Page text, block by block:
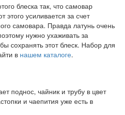
блеска так, что самовар
этого усиливается за счет
самовара. Правда латунь очень
нужно ухаживать за
сохранять этот блеск. Набор для
в нашем каталоге.
поднос, чайник и трубу в цвет
и чаепития уже есть в